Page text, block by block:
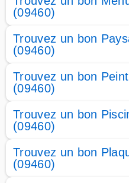
(09460)
Trouvez un bon
(09460)
Trouvez un bon
(09460)
Trouvez un bon
(09460)
Trouvez un bon
(09460)